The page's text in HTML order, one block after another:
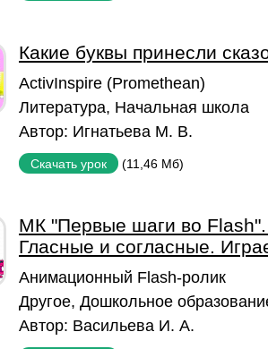
Какие буквы принесли
ActivInspire (Promethean)
Литература, Начальная школа
Автор: Игнатьева М. В.
Скачать урок (11,46 Мб)
МК "Первые шаги во Flash".
Гласные и согласные.
Aнимационный Flash-ролик
Другое, Дошкольное
Автор: Васильева И. А.